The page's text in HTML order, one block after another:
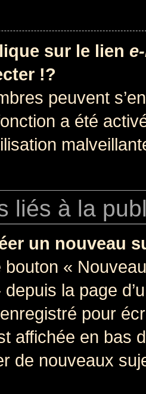
sur le lien
!?
peuvent
a été
liés à la
un nouveau
«
la page
pour
affichée en bas
de nouveaux